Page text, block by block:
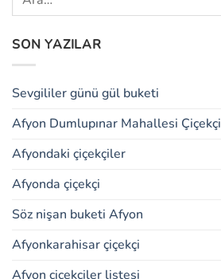
SON YAZILAR
Sevgililer günü gül buketi
Afyon Dumlupınar Mahallesi Çiçekçi
Afyondaki çiçekçiler
Afyonda çiçekçi
Söz nişan buketi Afyon
Afyonkarahisar çiçekçi
Afyon çiçekçiler listesi